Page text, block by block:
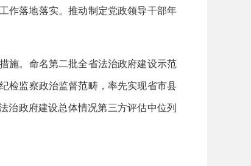
作落地落实。推动制定党政领导干部年
施。命名第二批全省法治政府建设示范
检监察政治监督范畴，率先实现省市县
治政府建设总体情况第三方评估中位列